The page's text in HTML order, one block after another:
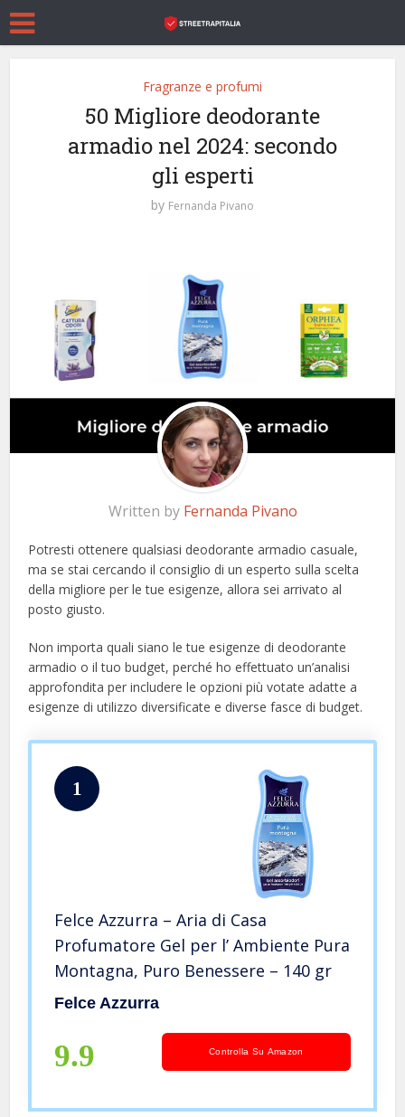
Fragranze e profumi
50 Migliore deodorante
armadio nel 2024: secondo
gli esperti
by Fernanda Pivano
Written by Fernanda Pivano
Potresti ottenere qualsiasi deodorante armadio casuale,
ma se stai cercando il consiglio di un esperto sulla scelta
della migliore per le tue esigenze, allora sei arrivato al
posto giusto.
Non importa quali siano le tue esigenze di deodorante
armadio o il tuo budget, perché ho effettuato un’analisi
approfondita per includere le opzioni più votate adatte a
esigenze di utilizzo diversificate e diverse fasce di budget.
1
Felce Azzurra – Aria di Casa
Profumatore Gel per l’ Ambiente Pura
Montagna, Puro Benessere – 140 gr
Felce Azzurra
9.9 Controlla Su Amazon